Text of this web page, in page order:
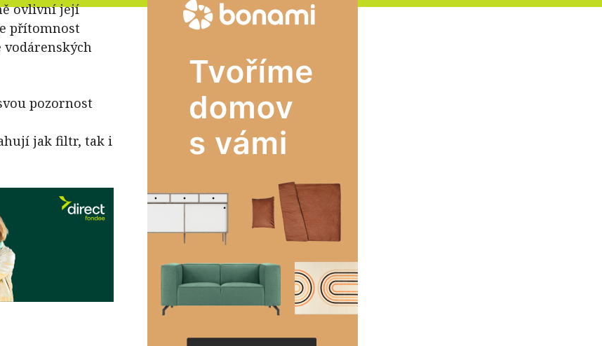
ovlivní její
přítomnost
vodárenských
pozornost
jak filtr, tak i